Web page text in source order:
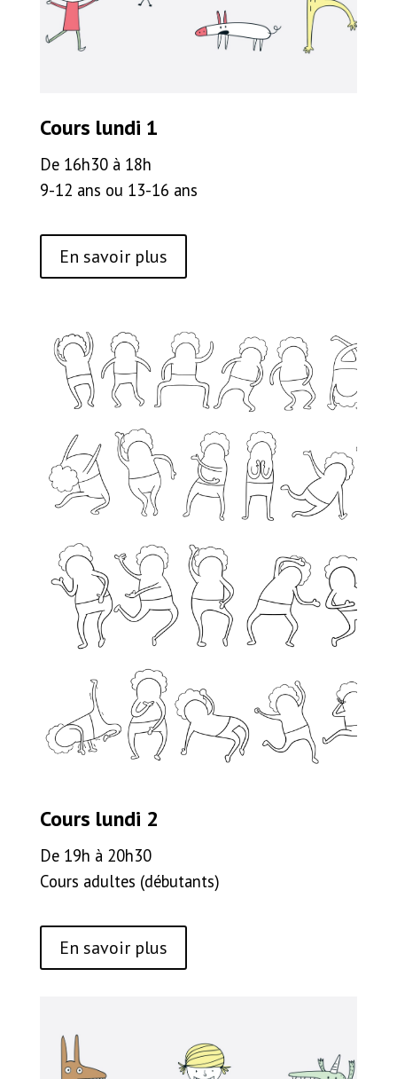
Cours lundi 1
De 16h30 à 18h
9-12 ans ou 13-16 ans
En savoir plus
Cours lundi 2
De 19h à 20h30
Cours adultes (débutants)
En savoir plus